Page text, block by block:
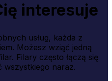
interesuje
usług, każda z
Możesz wziąć jedną
Filary często łączą się
wszystkiego naraz.